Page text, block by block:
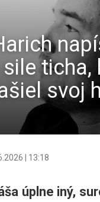
ticha,
svoj
| 13:18
úplne iný,